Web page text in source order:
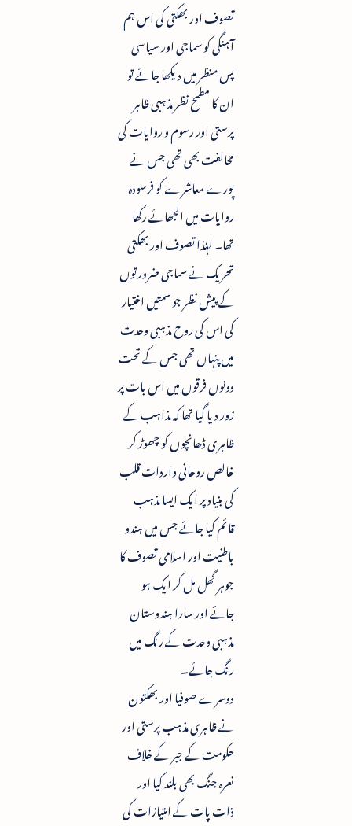
تصوف اور بھکتی کی اس ہم
آہنگی کو سماجی اور سیاسی
پس منظر میں دیکھا جائے تو
ان کا مطمح نظر مذہبی ظاہر
پرستی اور رسوم و روایات کی
مخالفت بھی تھی جس نے
پورے معاشرے کو فرسودہ
روایات میں الجھائے رکھا
تھا۔ لہٰذا تصوف اور بھکتی
تحریک نے سماجی ضرورتوں
کے پیش نظر جو سمتیں اختیار
کی اس کی روح مذہبی وحدت
میں پنہاں تھی جس کے تحت
دونوں فرقوں میں اس بات پر
زور دیا گیا تھا کہ مذاہب کے
ظاہری ڈھانچوں کو چھوڑ کر
خالص روحانی واردات قلب
کی بنیاد پر ایک ایسا مذہب
قائم کیا جائے جس میں ہندو
باطنیت اور اسلامی تصوف کا
جوہر گھل مل کر ایک ہو
جائے اور سارا ہندوستان
مذہبی وحدت کے رنگ میں
رنگ جائے۔
دوسرے صوفیا اور بھکتون
نے ظاہری مذہب پرستی اور
حکومت کے جبر کے خلاف
نعرہ جنگ بھی بلند کیا اور
ذات پات کے امتیازات کی